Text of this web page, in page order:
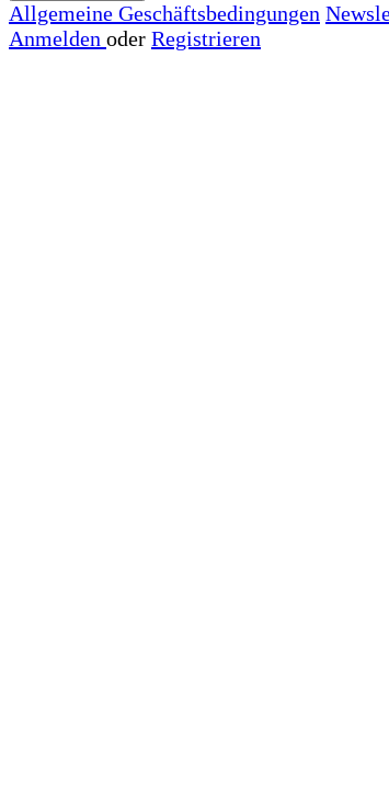
Allgemeine Geschäftsbedingungen
Anmelden oder Registrieren